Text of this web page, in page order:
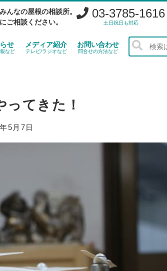
んなの屋根の相談所。
ご相談ください。
03-3785-1616
土日祝日も対応
せ
など
メディア紹介
テレビ/ラジオなど
お問い合わせ
問合せの方法など
てきた！
5月7日